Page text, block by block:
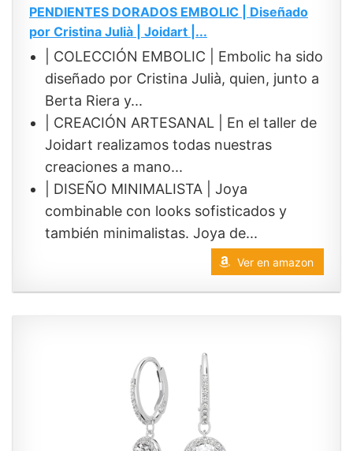
PENDIENTES DORADOS EMBOLIC | Diseñado
por Cristina Julià | Joidart |...
| COLECCIÓN EMBOLIC | Embolic ha sido
diseñado por Cristina Julià, quien, junto a
Berta Riera y...
| CREACIÓN ARTESANAL | En el taller de
Joidart realizamos todas nuestras
creaciones a mano...
| DISEÑO MINIMALISTA | Joya
combinable con looks sofisticados y
también minimalistas. Joya de...
Ver en amazon